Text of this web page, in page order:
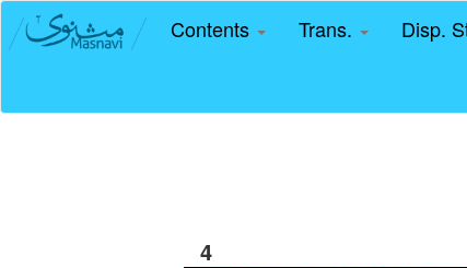
Contents Trans. Disp.
4